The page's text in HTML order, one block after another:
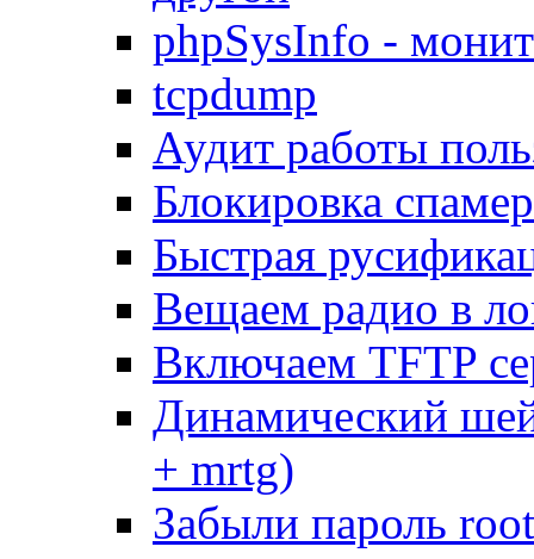
phpSysInfo -
tcpdump
Аудит работы
Блокировка
Быстрая
Вещаем радио в
Включаем TFTP
Динамический
+ mrtg)
Забыли пароль